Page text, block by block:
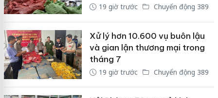
19 giờ trước Chuyển động 389
Xử lý hơn 10.600 vụ buôn lậu
và gian lận thương mại trong
tháng 7
19 giờ trước Chuyển động 389